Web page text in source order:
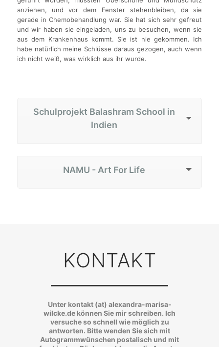
anziehen, und vor dem Fenster stehenbleiben, da sie
gerade in Chemobehandlung war. Sie hat sich sehr gefreut
und wir haben sie eingeladen, uns zu besuchen, wenn sie
aus dem Krankenhaus kommt. Sie ist nie gekommen. Ich
habe natürlich meine Schlüsse daraus gezogen, auch wenn
ich nicht weiß, was wirklich aus ihr wurde.
Schulprojekt Balashram School in
Indien
NAMU - Art For Life
KONTAKT
Unter kontakt (at) alexandra-marisa-
wilcke.de können Sie mir schreiben. Ich
versuche so schnell wie möglich zu
antworten. Bitte wenden Sie sich mit
Autogrammwünschen postalisch und mit